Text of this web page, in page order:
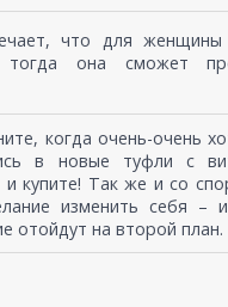
что для
тогда она сможет
когда очень-очень
в новые туфли с
и купите! Так же и со
изменить себя –
отойдут на второй план.